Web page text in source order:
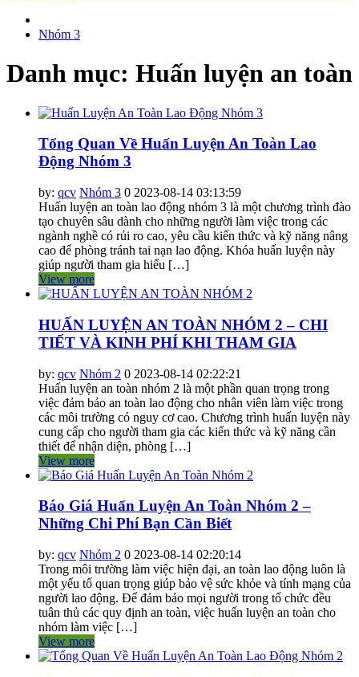
Nhóm 3
Danh mục: Huấn luyện an toàn
Tổng Quan Về Huấn Luyện An Toàn Lao
Động Nhóm 3
by: qcv Nhóm 3 0 2023-08-14 03:13:59
Huấn luyện an toàn lao động nhóm 3 là một chương trình đào
tạo chuyên sâu dành cho những người làm việc trong các
ngành nghề có rủi ro cao, yêu cầu kiến thức và kỹ năng nâng
cao để phòng tránh tai nạn lao động. Khóa huấn luyện này
giúp người tham gia hiểu […]
View more
HUẤN LUYỆN AN TOÀN NHÓM 2 – CHI
TIẾT VÀ KINH PHÍ KHI THAM GIA
by: qcv Nhóm 2 0 2023-08-14 02:22:21
Huấn luyện an toàn nhóm 2 là một phần quan trọng trong
việc đảm bảo an toàn lao động cho nhân viên làm việc trong
các môi trường có nguy cơ cao. Chương trình huấn luyện này
cung cấp cho người tham gia các kiến thức và kỹ năng cần
thiết để nhận diện, phòng […]
View more
Báo Giá Huấn Luyện An Toàn Nhóm 2 –
Những Chi Phí Bạn Cần Biết
by: qcv Nhóm 2 0 2023-08-14 02:20:14
Trong môi trường làm việc hiện đại, an toàn lao động luôn là
một yếu tố quan trọng giúp bảo vệ sức khỏe và tính mạng của
người lao động. Để đảm bảo mọi người trong tổ chức đều
tuân thủ các quy định an toàn, việc huấn luyện an toàn cho
nhóm làm việc […]
View more